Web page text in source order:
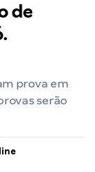
de
prova em
serão